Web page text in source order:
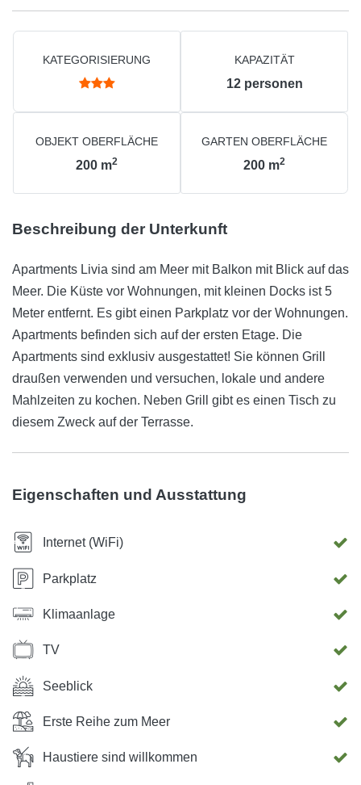
KATEGORISIERUNG KAPAZITÄT
12 personen
OBJEKT OBERFLÄCHE
200 m2
GARTEN OBERFLÄCHE
200 m2
Beschreibung der Unterkunft
Apartments Livia sind am Meer mit Balkon mit Blick auf das
Meer. Die Küste vor Wohnungen, mit kleinen Docks ist 5
Meter entfernt. Es gibt einen Parkplatz vor der Wohnungen.
Apartments befinden sich auf der ersten Etage. Die
Apartments sind exklusiv ausgestattet! Sie können Grill
draußen verwenden und versuchen, lokale und andere
Mahlzeiten zu kochen. Neben Grill gibt es einen Tisch zu
diesem Zweck auf der Terrasse.
Eigenschaften und Ausstattung
Internet (WiFi)
Parkplatz
Klimaanlage
TV
Seeblick
Erste Reihe zum Meer
Haustiere sind willkommen